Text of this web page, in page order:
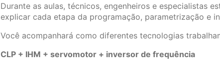
Durante as aulas, técnicos, engenheiros e especialistas
explicar cada etapa da programação, parametrização e
Você acompanhará como diferentes tecnologias
CLP + IHM + servomotor + inversor de frequência